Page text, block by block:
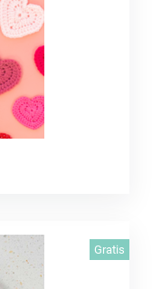
Gratis